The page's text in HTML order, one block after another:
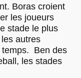
Boras croient
les joueurs
stade le plus
autres
temps. Ben des
les stades